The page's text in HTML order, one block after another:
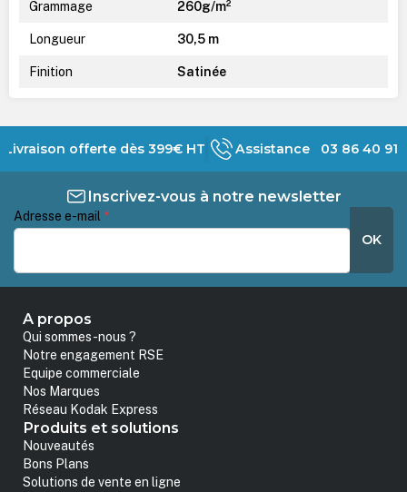
Grammage 260g/m²
Longueur 30,5 m
Finition Satinée
Livraison offerte dès 399€ HT Assistance 03 86 40 91
Inscrivez-vous à notre newsletter
Adresse e-mail *
OK
A propos
Qui sommes-nous ?
Notre engagement RSE
Equipe commerciale
Nos Marques
Réseau Kodak Express
Produits et solutions
Nouveautés
Bons Plans
Solutions de vente en ligne